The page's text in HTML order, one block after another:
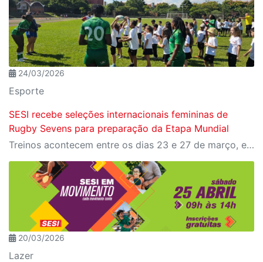
24/03/2026
Esporte
SESI recebe seleções internacionais femininas de
Rugby Sevens para preparação da Etapa Mundial
Treinos acontecem entre os dias 23 e 27 de março, em Osasco, como parte da preparação para a 3ª Etapa Mundial de Rugby Sevens, em São Paulo
20/03/2026
Lazer